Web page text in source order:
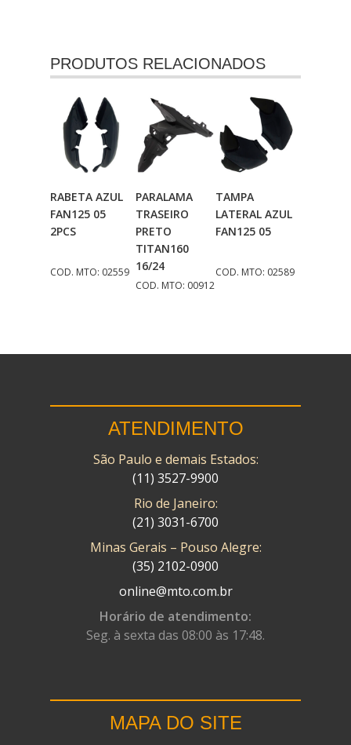
PRODUTOS RELACIONADOS
Adicionar
Ao Carrinho
RABETA AZUL
FAN125 05
2PCS
COD. MTO: 02559
Adicionar
Ao Carrinho
PARALAMA
TRASEIRO
PRETO
TITAN160
16/24
COD. MTO: 00912
Adicionar
Ao Carrinho
TAMPA
LATERAL AZUL
FAN125 05
COD. MTO: 02589
ATENDIMENTO
São Paulo e demais Estados:
(11) 3527-9900
Rio de Janeiro:
(21) 3031-6700
Minas Gerais – Pouso Alegre:
(35) 2102-0900
online@mto.com.br
Horário de atendimento:
Seg. à sexta das 08:00 às 17:48.
MAPA DO SITE